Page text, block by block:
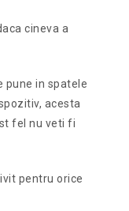
cineva a
pune in spatele
acesta
fel nu veti fi
pentru orice